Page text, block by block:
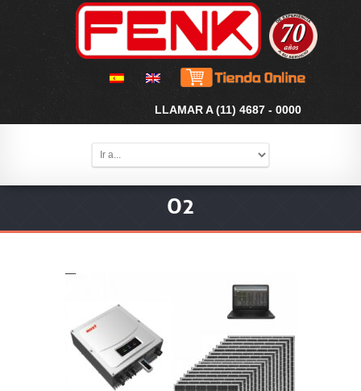
LLAMAR A (11) 4687 - 0000
O2